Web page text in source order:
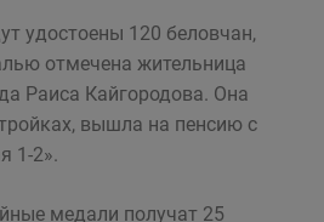
удостоены 120 беловчан,
отмечена жительница
Раиса Кайгородова. Она
вышла на пенсию с
1-2».
медали получат 25